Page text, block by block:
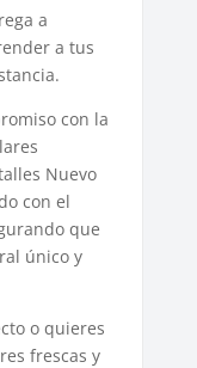
a
a tus
con la
Nuevo
con el
que
único y
o quieres
frescas y